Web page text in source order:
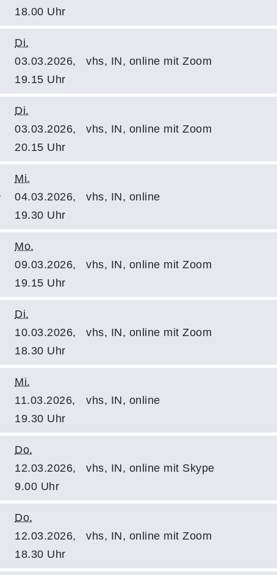
18.00 Uhr
Di.
03.03.2026,
19.15 Uhr
vhs, IN, online mit Zoom
Di.
03.03.2026,
20.15 Uhr
vhs, IN, online mit Zoom
Mi.
04.03.2026,
19.30 Uhr
vhs, IN, online
Mo.
09.03.2026,
19.15 Uhr
vhs, IN, online mit Zoom
Di.
10.03.2026,
18.30 Uhr
vhs, IN, online mit Zoom
Mi.
11.03.2026,
19.30 Uhr
vhs, IN, online
Do.
12.03.2026,
9.00 Uhr
vhs, IN, online mit Skype
Do.
12.03.2026,
18.30 Uhr
vhs, IN, online mit Zoom